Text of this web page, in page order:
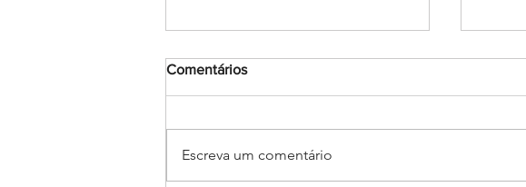
Comentários
Escreva um comentário